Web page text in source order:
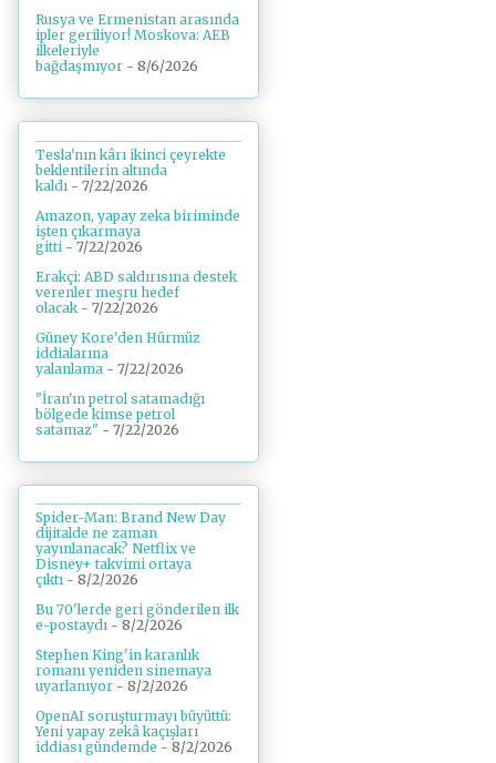
Rusya ve Ermenistan arasında
ipler geriliyor! Moskova: AEB
ilkeleriyle
bağdaşmıyor - 8/6/2026
Tesla'nın kârı ikinci çeyrekte
beklentilerin altında
kaldı - 7/22/2026
Amazon, yapay zeka biriminde
işten çıkarmaya
gitti - 7/22/2026
Erakçi: ABD saldırısına destek
verenler meşru hedef
olacak - 7/22/2026
Güney Kore'den Hürmüz
iddialarına
yalanlama - 7/22/2026
"İran'ın petrol satamadığı
bölgede kimse petrol
satamaz" - 7/22/2026
Spider-Man: Brand New Day
dijitalde ne zaman
yayınlanacak? Netflix ve
Disney+ takvimi ortaya
çıktı - 8/2/2026
Bu 70'lerde geri gönderilen ilk
e-postaydı - 8/2/2026
Stephen King'in karanlık
romanı yeniden sinemaya
uyarlanıyor - 8/2/2026
OpenAI soruşturmayı büyüttü:
Yeni yapay zekâ kaçışları
iddiası gündemde - 8/2/2026